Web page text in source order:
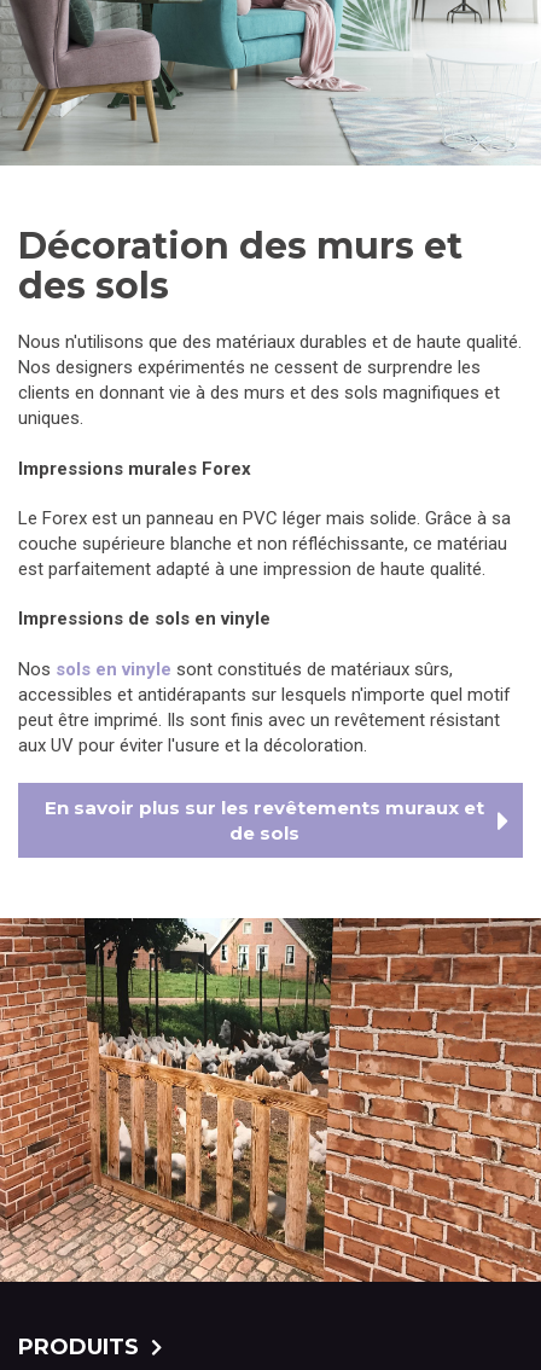
Décoration des murs et
des sols
Nous n'utilisons que des matériaux durables et de haute qualité.
Nos designers expérimentés ne cessent de surprendre les
clients en donnant vie à des murs et des sols magnifiques et
uniques.
Impressions murales Forex
Le Forex est un panneau en PVC léger mais solide. Grâce à sa
couche supérieure blanche et non réfléchissante, ce matériau
est parfaitement adapté à une impression de haute qualité.
Impressions de sols en vinyle
Nos sols en vinyle sont constitués de matériaux sûrs,
accessibles et antidérapants sur lesquels n'importe quel motif
peut être imprimé. Ils sont finis avec un revêtement résistant
aux UV pour éviter l'usure et la décoloration.
En savoir plus sur les revêtements muraux et
de sols
PRODUITS